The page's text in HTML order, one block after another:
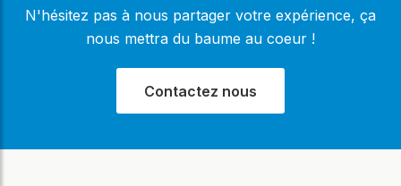
N'hésitez pas à nous partager votre expérience, ça
nous mettra du baume au coeur !
Contactez nous